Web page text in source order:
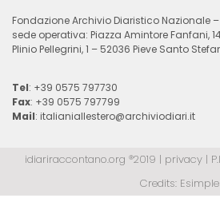
Fondazione Archivio Diaristico Nazionale
sede operativa: Piazza Amintore Fanfani,
Plinio Pellegrini, 1 – 52036 Pieve Santo
Tel: +39 0575 797730
Fax: +39 0575 797799
Mail: italianiallestero@archiviodiari.it
idiariraccontano.org ®2019 | privacy |
Credits: Esimple